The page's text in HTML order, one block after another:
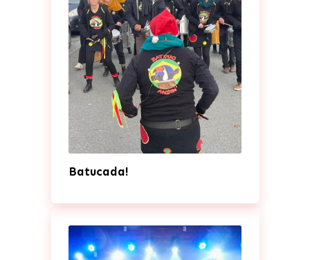
Batucada!